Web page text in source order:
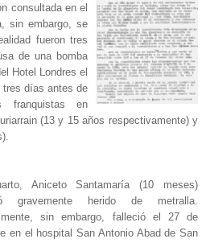
consultada en el
sin embargo, se
fueron tres
de una bomba
Hotel Londres el
tres días antes de
franquistas en
(13 y 15 años respectivamente) y
Aniceto Santamaría (10 meses)
gravemente herido de metralla.
sin embargo, falleció el 27 de
en el hospital San Antonio Abad de San